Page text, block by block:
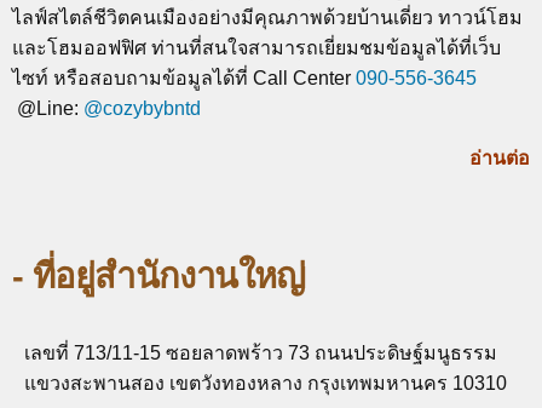
ไลฟ์สไตล์ชีวิตคนเมืองอย่างมีคุณภาพด้วยบ้านเดี่ยว ทาวน์โฮม
และโฮมออฟฟิศ ท่านที่สนใจสามารถเยี่ยมชมข้อมูลได้ที่เว็บ
ไซท์ หรือสอบถามข้อมูลได้ที่ Call Center 090-556-3645
@Line: @cozybybntd
อ่านต่อ
- ที่อยู่สำนักงานใหญ่
เลขที่ 713/11-15 ซอยลาดพร้าว 73 ถนนประดิษฐ์มนูธรรม
แขวงสะพานสอง เขตวังทองหลาง กรุงเทพมหานคร 10310